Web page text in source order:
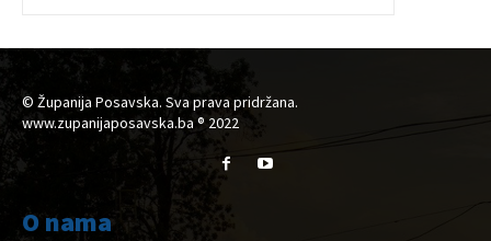
© Županija Posavska. Sva prava pridržana.
www.zupanijaposavska.ba ® 2022
O nama